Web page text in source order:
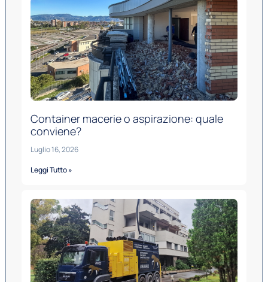
Container macerie o aspirazione: quale
conviene?
Luglio 16, 2026
Leggi Tutto »